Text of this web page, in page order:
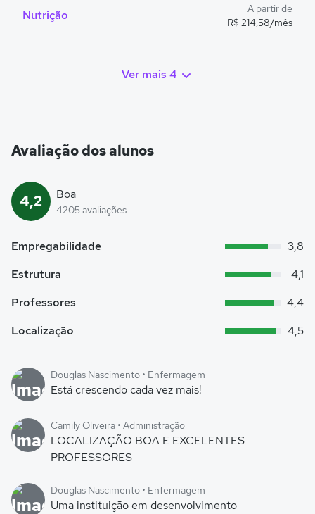
Nutrição
A partir de
R$ 214,58/mês
Ver mais 4
Avaliação dos alunos
4,2 Boa
4205 avaliações
Empregabilidade
3,8
Estrutura
4,1
Professores
4,4
Localização
4,5
Douglas Nascimento • Enfermagem
Está crescendo cada vez mais!
Camily Oliveira • Administração
LOCALIZAÇÃO BOA E EXCELENTES
PROFESSORES
Douglas Nascimento • Enfermagem
Uma instituição em desenvolvimento